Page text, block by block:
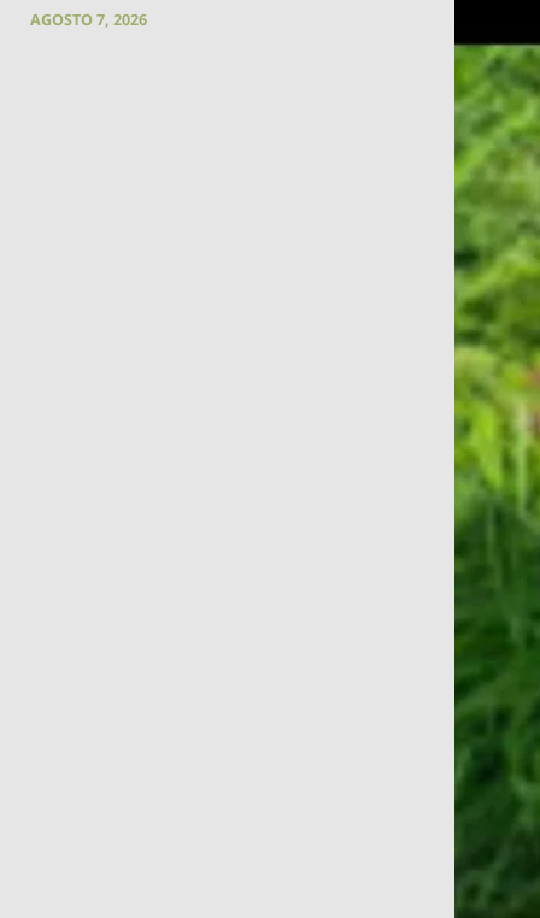
AGOSTO 7, 2026